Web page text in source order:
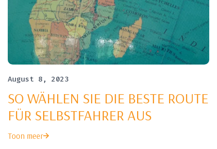
August 8, 2023
SO WÄHLEN SIE DIE BESTE ROUTE
FÜR SELBSTFAHRER AUS
Toon meer